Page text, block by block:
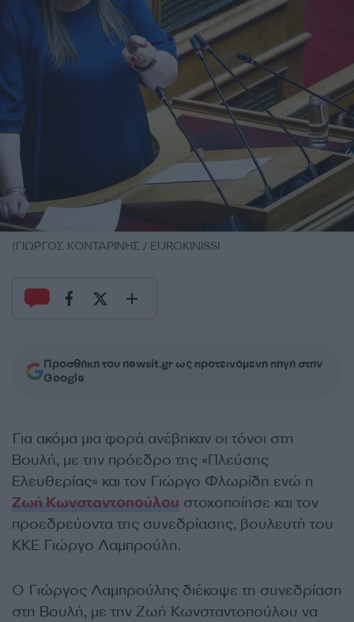
(ΓΙΩΡΓΟΣ ΚΟΝΤΑΡΙΝΗΣ / EUROKINISSI
Προσθήκη του newsit.gr ως προτεινόμενη πηγή στην
Google
Για ακόμα μια φορά ανέβηκαν οι τόνοι στη
Βουλή, με την πρόεδρο της «Πλεύσης
Ελευθερίας» και τον Γιώργο Φλωρίδη ενώ η
Ζωή Κωνσταντοπούλου στοχοποίησε και τον
προεδρεύοντα της συνεδρίασης, βουλευτή του
ΚΚΕ Γιώργο Λαμπρούλη.
Ο Γιώργος Λαμπρούλης διέκοψε τη συνεδρίαση
στη Βουλή, με την Ζωή Κωνσταντοπούλου να